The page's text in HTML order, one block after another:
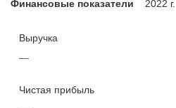
Финансовые показатели 2022 г.
Выручка
—
Чистая прибыль